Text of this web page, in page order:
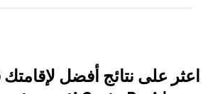
اعثر على نتائج أفضل